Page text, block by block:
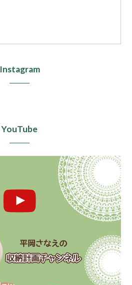
Instagram
YouTube